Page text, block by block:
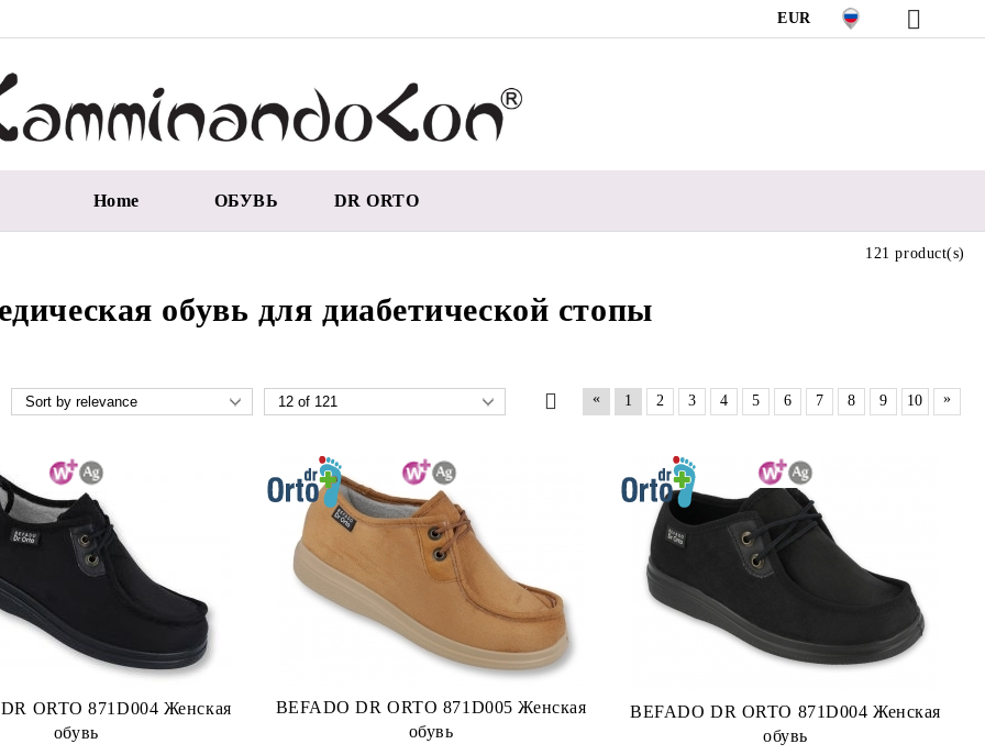
EUR
Home ОБУВЬ DR ORTO
обувь для диабетической стопы
121 product(s)
« 1 2 3 4 5 6 7 8 9 10 »
ORTO 871D004 Женская
обувь
BEFADO DR ORTO 871D005 Женская
обувь
BEFADO DR ORTO 871D004 Женская
обувь